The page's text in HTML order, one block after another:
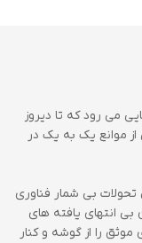
می رود که تا دیروز
از موانع یک به یک در
بی شمار فناوری
بی انتهای یافته های
را از گوشه و کنار